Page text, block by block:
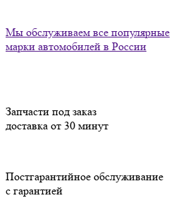
Мы обслуживаем все популярные
марки автомобилей в России
Запчасти под заказ
доставка от 30 минут
Постгарантийное обслуживание
с гарантией